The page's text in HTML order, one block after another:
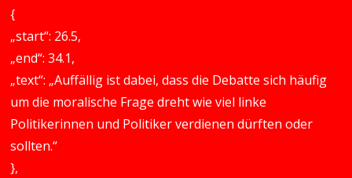
{
„start“: 26.5,
„end“: 34.1,
„text“: „Auffällig ist dabei, dass die Debatte sich häufig
um die moralische Frage dreht wie viel linke
Politikerinnen und Politiker verdienen dürften oder
sollten.“
},